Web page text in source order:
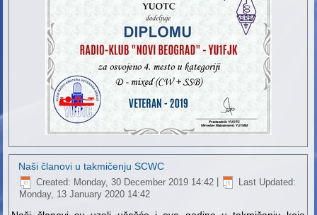
Naši članovi u takmičenju SCWC
Created: Monday, 30 December 2019 14:42
Last Updated:
Monday, 13 January 2020 14:42